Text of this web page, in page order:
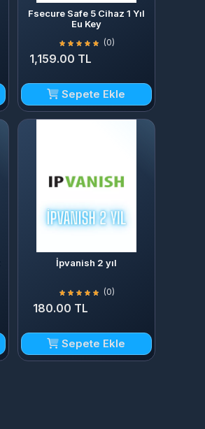
Fsecure Safe 5 Cihaz 1 Yıl
Eu Key
(0)
1,159.00 TL
Sepete Ekle
İpvanish 2 yıl
(0)
180.00 TL
Sepete Ekle